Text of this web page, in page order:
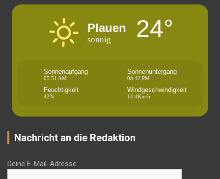
Plauen
sonnig 24°
Sonnenaufgang
05:51 AM
Sonnenuntergang
08:42 PM
Feuchtigkeit
42%
Windgeschwindigkeit
14.4Km/h
Nachricht an die Redaktion
Deine E-Mail-Adresse